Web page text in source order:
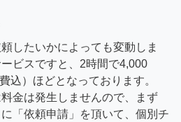
したいかによっても変動しま
ビスですと、2時間で4,000
込）ほどとなっております。
料金は発生しませんので、まず
「依頼申請」を頂いて、個別チ